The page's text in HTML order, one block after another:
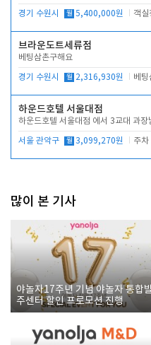
경기 수원시 월 5,400,000원 객실
브라운도트세류점
베팅삼촌구해요
경기 수원시 월 2,316,930원 베팅
하운드호텔 서울대점
하운드호텔 서울대점 에서 3교대 과장
서울 관악구 월 3,099,270원
많이 본 기사
야놀자17주년 기념 야놀자 통합
주센터 할인 프로모션 진행